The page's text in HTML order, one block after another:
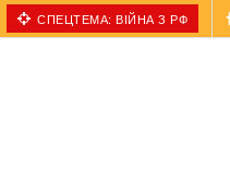
СПЕЦТЕМА: ВІЙНА З РФ